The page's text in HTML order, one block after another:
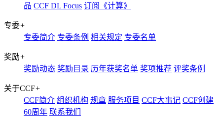
品 CCF DL Focus 订阅《计算》
专委+
专委简介 专委条例 相关规定 专委名单
奖励+
奖励动态 奖励目录 历年获奖名单 奖项推荐 评奖条例
关于CCF+
CCF简介 组织机构 规章 服务项目 CCF大事记 CCF创建
60周年 联系我们